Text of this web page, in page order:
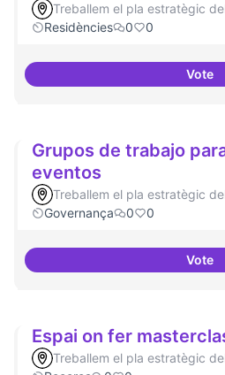
Treballem el pla estratègic
Residències
0 0
Vote
Grupos de trabajo
eventos
Treballem el pla estratègic
Governança
0 0
Vote
Espai on fer
Treballem el pla estratègic